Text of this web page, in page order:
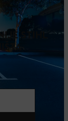
STIHL